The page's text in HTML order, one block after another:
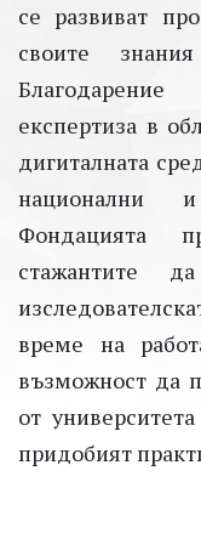
се развиват
своите
експертиза в
дигиталната
национални
Фондацията
стажантите
време на
възможност да
от
придобият